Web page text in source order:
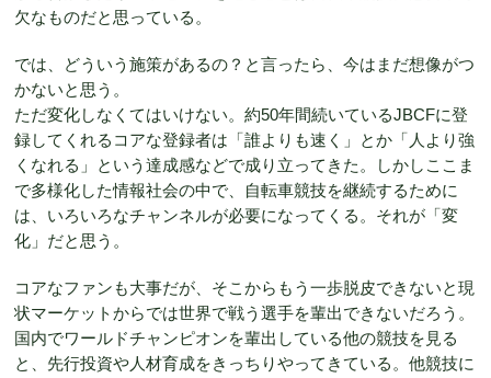
欠なものだと思っている。
では、どういう施策があるの？と言ったら、今はまだ想像がつ
かないと思う。
ただ変化しなくてはいけない。約50年間続いているJBCFに登
録してくれるコアな登録者は「誰よりも速く」とか「人より強
くなれる」という達成感などで成り立ってきた。しかしここま
で多様化した情報社会の中で、自転車競技を継続するために
は、いろいろなチャンネルが必要になってくる。それが「変
化」だと思う。
コアなファンも大事だが、そこからもう一歩脱皮できないと現
状マーケットからでは世界で戦う選手を輩出できないだろう。
国内でワールドチャンピオンを輩出している他の競技を見る
と、先行投資や人材育成をきっちりやってきている。他競技に